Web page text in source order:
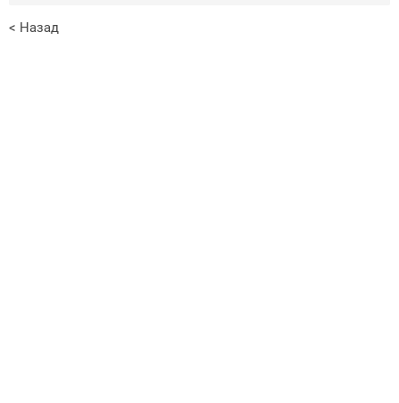
< Назад